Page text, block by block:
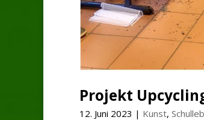
Projekt
12. Juni 2023 | Kunst,